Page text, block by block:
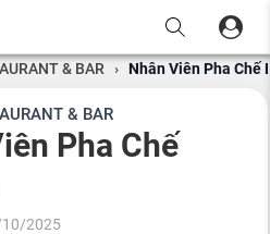
& BAR › Nhân Viên Pha Chế
& BAR
Pha Chế
10/2025